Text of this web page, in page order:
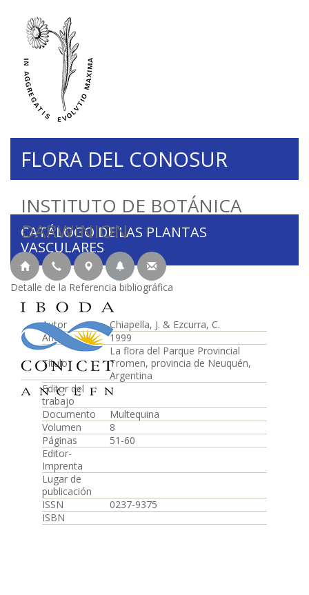
INSTITUTO DE BOTÁNICA
DARWINION
FLORA DEL CONOSUR
CATÁLOGO DE LAS PLANTAS
VASCULARES
Detalle de la Referencia bibliográfica
Autor
Chiapella, J. & Ezcurra, C.
Año
1999
Título
La flora del Parque Provincial
Tromen, provincia de Neuquén,
Argentina
Editor del
trabajo
Documento
Multequina
Volumen
8
Páginas
51-60
Editor-
Imprenta
Lugar de
publicación
ISSN
0237-9375
ISBN